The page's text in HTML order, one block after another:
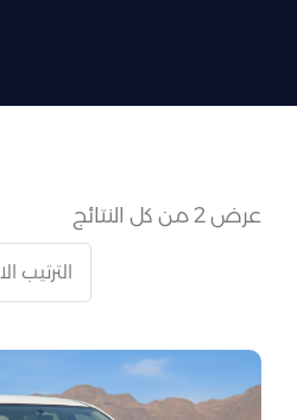
عرض ⁦2⁩ من كل النتائج